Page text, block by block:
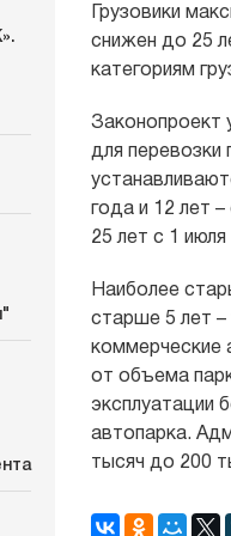
Грузовики
снижен до 25
категориям
Законопроект
для перевозки
года и 12 лет
25 лет с 1
Наиболее
старше 5 лет
коммерческие
от объема
эксплуатации
автопарка.
тысяч до 200